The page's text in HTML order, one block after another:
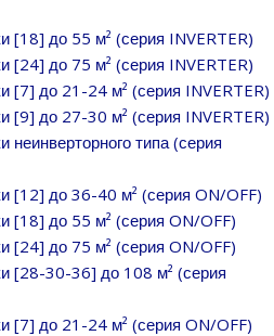
[18] до 55 м² (серия INVERTER)
[24] до 75 м² (серия INVERTER)
[7] до 21-24 м² (серия INVERTER)
[9] до 27-30 м² (серия INVERTER)
неинверторного типа (серия
[12] до 36-40 м² (серия ON/OFF)
[18] до 55 м² (серия ON/OFF)
[24] до 75 м² (серия ON/OFF)
[28-30-36] до 108 м² (серия
[7] до 21-24 м² (серия ON/OFF)